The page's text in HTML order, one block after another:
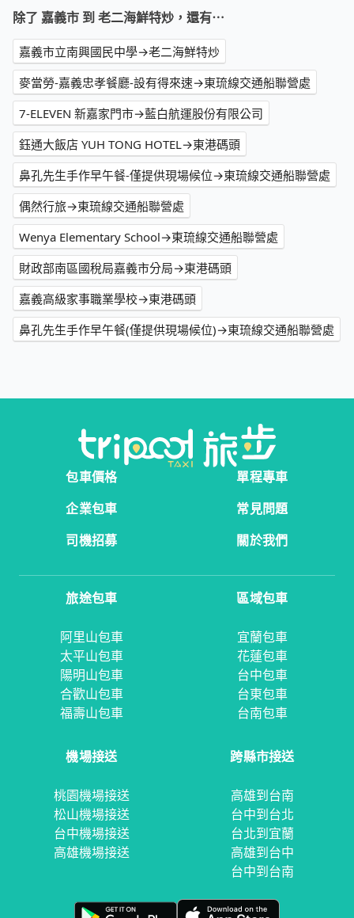
除了 嘉義市 到 老二海鮮特炒，還有⋯
嘉義市立南興國民中學→老二海鮮特炒
麥當勞-嘉義忠孝餐廳-設有得來速→東琉線交通船聯營處
7-ELEVEN 新嘉家門市→藍白航運股份有限公司
鈺通大飯店 YUH TONG HOTEL→東港碼頭
鼻孔先生手作早午餐-僅提供現場候位→東琉線交通船聯營處
偶然行旅→東琉線交通船聯營處
Wenya Elementary School→東琉線交通船聯營處
財政部南區國稅局嘉義市分局→東港碼頭
嘉義高級家事職業學校→東港碼頭
鼻孔先生手作早午餐(僅提供現場候位)→東琉線交通船聯營處
包車價格
單程專車
企業包車
常見問題
司機招募
關於我們
旅途包車
阿里山包車
太平山包車
陽明山包車
合歡山包車
福壽山包車
區域包車
宜蘭包車
花蓮包車
台中包車
台東包車
台南包車
機場接送
桃園機場接送
松山機場接送
台中機場接送
高雄機場接送
跨縣市接送
高雄到台南
台中到台北
台北到宜蘭
高雄到台中
台中到台南